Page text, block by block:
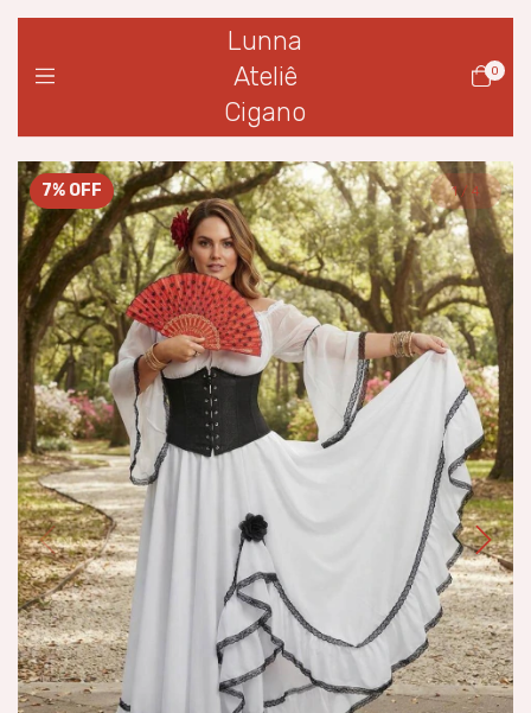
Lunna
Ateliê
Cigano
0
7% OFF 1/ 4